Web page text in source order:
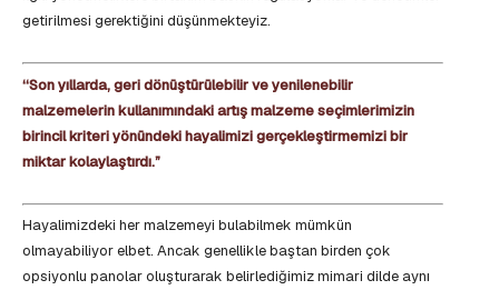
getirilmesi gerektiğini düşünmekteyiz.
‘‘Son yıllarda, geri dönüştürülebilir ve yenilenebilir
malzemelerin kullanımındaki artış malzeme seçimlerimizin
birincil kriteri yönündeki hayalimizi gerçekleştirmemizi bir
miktar kolaylaştırdı.”
Hayalimizdeki her malzemeyi bulabilmek mümkün
olmayabiliyor elbet. Ancak genellikle baştan birden çok
opsiyonlu panolar oluşturarak belirlediğimiz mimari dilde aynı